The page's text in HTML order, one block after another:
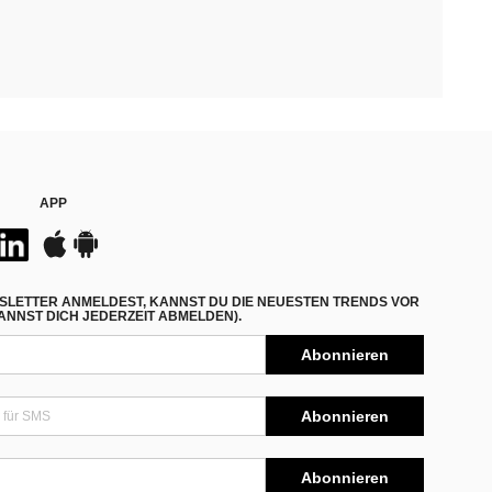
APP
ANMELDEST, KANNST DU DIE NEUESTEN TRENDS VOR
DICH JEDERZEIT ABMELDEN).
Abonnieren
Abonnieren
Abonnieren